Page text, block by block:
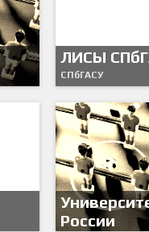
ЛИСЫ
СПбГАСУ
России